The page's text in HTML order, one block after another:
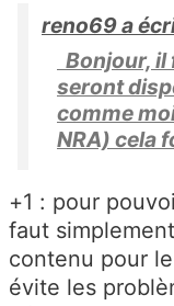
reno69 a
Bonjour, il
seront
comme
NRA) cela
+1 : pour
faut
contenu pour
évite les